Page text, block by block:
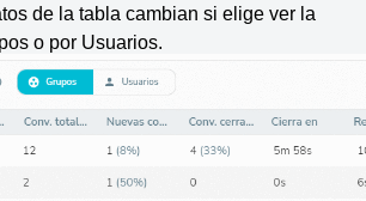
de la tabla cambian si elige ver la
o por Usuarios.